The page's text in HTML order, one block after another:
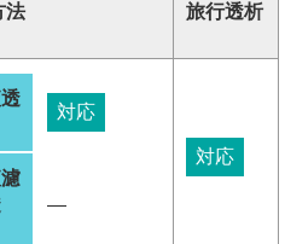
法 旅行透析
対応
―
対応